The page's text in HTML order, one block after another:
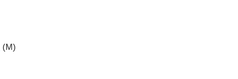
(M)